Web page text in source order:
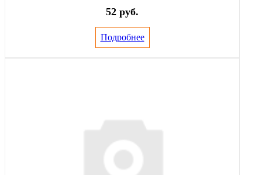
52 руб.
Подробнее